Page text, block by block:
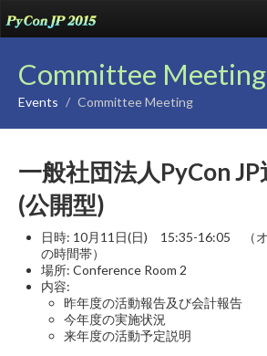
About
Talks
Events
Sponsors
Participants
Venue
Committee Meeting
Events / Committee Meeting
一般社団法人PyCon
(公開型)
日時: 10月11日(日) 15:35-16:05 （オ
の時間帯）
場所: Conference Room 2
内容:
昨年度の活動報告及び会計報告
今年度の実施状況
来年度の活動予定説明